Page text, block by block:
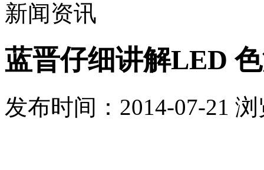
新闻资讯
蓝晋仔细讲解LED
发布时间：2014-07-21